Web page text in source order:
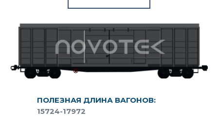
ПОЛЕЗНАЯ ДЛИНА ВАГОНОВ:
15724-17972